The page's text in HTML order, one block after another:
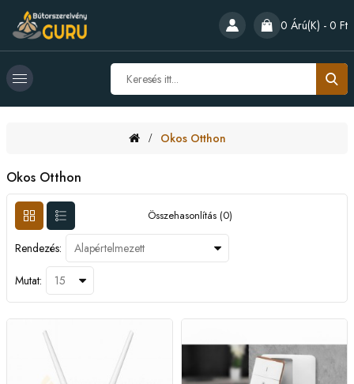
0 Árú(k) - 0 Ft
Okos Otthon
Okos Otthon
Összehasonlítás (0)
Rendezés:
Mutat: